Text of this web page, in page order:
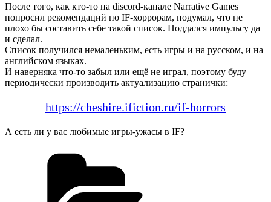
После того, как кто-то на discord-канале Narrative Games
попросил рекомендаций по IF-хоррорам, подумал, что не
плохо бы составить себе такой список. Поддался импульсу да
и сделал.
Список получился немаленьким, есть игры и на русском, и на
английском языках.
И наверняка что-то забыл или ещё не играл, поэтому буду
периодически производить актуализацию странички:
https://cheshire.ifiction.ru/if-horrors
А есть ли у вас любимые игры-ужасы в IF?